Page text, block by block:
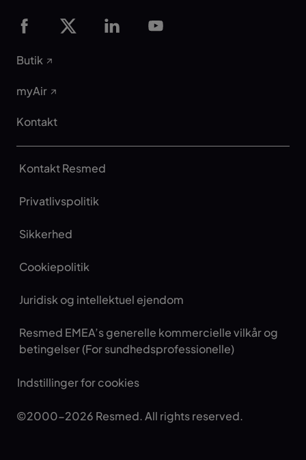
Butik
myAir
Kontakt
Kontakt Resmed
Privatlivspolitik
Sikkerhed
Cookiepolitik
Juridisk og intellektuel ejendom
Resmed EMEA’s generelle kommercielle vilkår og
betingelser (For sundhedsprofessionelle)
Indstillinger for cookies
©2000-2026 Resmed. All rights reserved.